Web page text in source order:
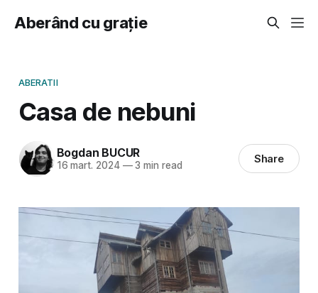
Aberând cu grație
ABERATII
Casa de nebuni
Bogdan BUCUR
16 mart. 2024 —3 min read Share